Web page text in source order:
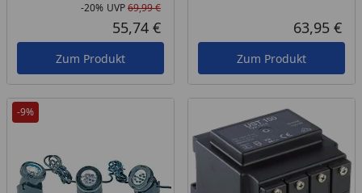
Rabatt in Prozent
-20%
Ursprünglicher Preis
UVP69,99 €
Aktueller Preis
55,74 €
Zum Produkt
63,95 €
Zum Produkt
-9%